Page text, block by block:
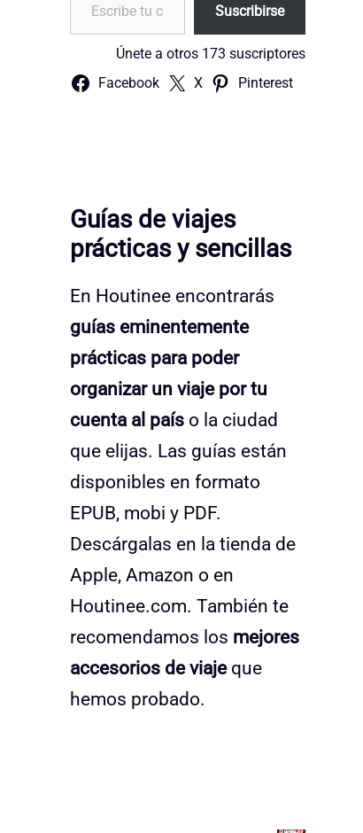
Suscribirse
Únete a otros 173 suscriptores
Facebook X Pinterest
Guías de viajes
prácticas y sencillas
En Houtinee encontrarás
guías eminentemente
prácticas para poder
organizar un viaje por tu
cuenta al país o la ciudad
que elijas. Las guías están
disponibles en formato
EPUB, mobi y PDF.
Descárgalas en la tienda de
Apple, Amazon o en
Houtinee.com. También te
recomendamos los mejores
accesorios de viajeque
hemos probado.